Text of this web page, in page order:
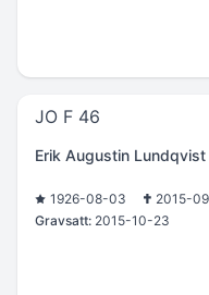
JO F 46
Erik Augustin Lundqvist
1926-08-03
2015-
Gravsatt: 2015-10-23